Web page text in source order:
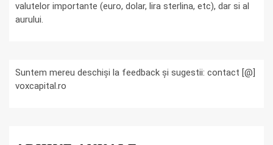
valutelor importante (euro, dolar, lira sterlina, etc), dar si al
aurului.
Suntem mereu deschiși la feedback și sugestii: contact [@]
voxcapital.ro